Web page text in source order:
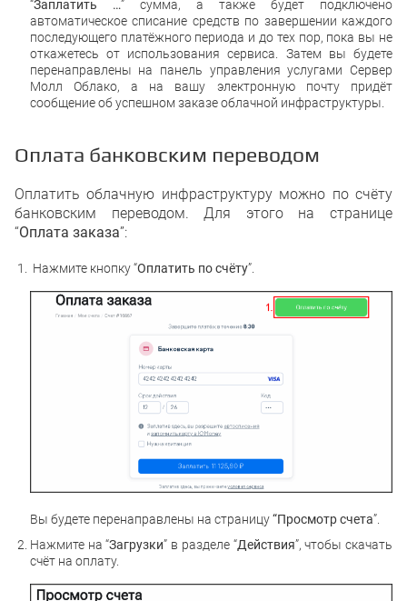
“Заплатить …” сумма, а также будет подключено
автоматическое списание средств по завершении каждого
последующего платёжного периода и до тех пор, пока вы не
откажетесь от использования сервиса. Затем вы будете
перенаправлены на панель управления услугами Сервер
Молл Облако, а на вашу электронную почту придёт
сообщение об успешном заказе облачной инфраструктуры.
Оплата банковским переводом
Оплатить облачную инфраструктуру можно по счёту
банковским переводом. Для этого на странице
“Оплата заказа”:
Нажмите кнопку “Оплатить по счёту”.
Вы будете перенаправлены на страницу“Просмотр счета”.
Нажмите на “Загрузки” в разделе “Действия”, чтобы скачать
счёт на оплату.